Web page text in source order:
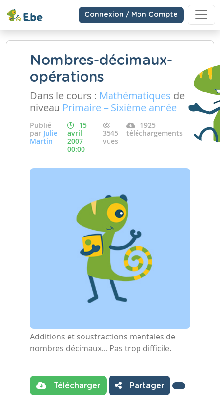
Connexion / Mon Compte
Nombres-décimaux-
opérations
Dans le cours : Mathématiques de
niveau Primaire – Sixième année
Publié
par Julie
Martin
15
avril
2007
00:00
3545
vues
1925
téléchargements
Additions et soustractions mentales de
nombres décimaux... Pas trop difficile.
Télécharger Partager